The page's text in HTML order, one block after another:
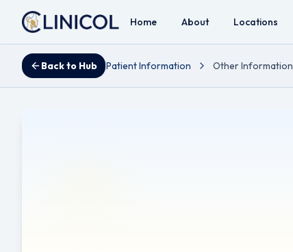
Home About Locations
Back to Hub Patient Information Other Information